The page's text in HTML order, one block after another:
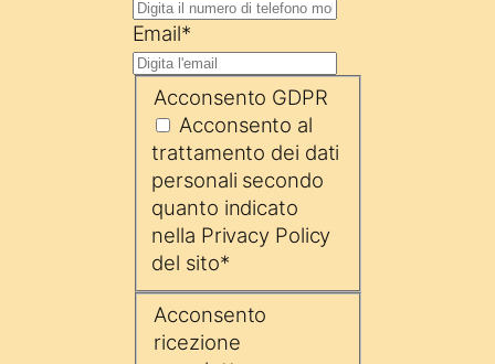
Email*
Acconsento GDPR
Acconsento al
trattamento dei dati
personali secondo
quanto indicato
nella Privacy Policy
del sito*
Acconsento
ricezione